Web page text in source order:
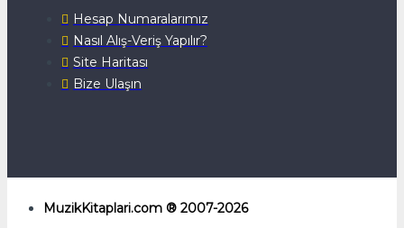
Hesap Numaralarımız
Nasıl Alış-Veriş Yapılır?
Site Haritası
Bize Ulaşın
MuzikKitaplari.com ® 2007-2026